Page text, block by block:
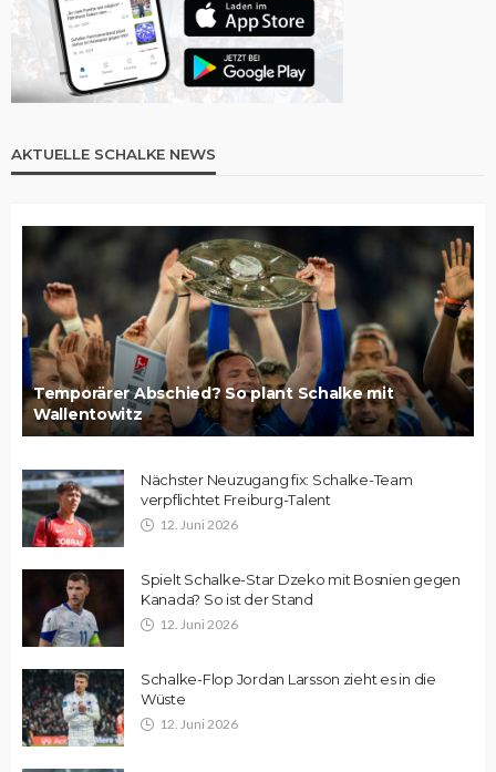
AKTUELLE SCHALKE NEWS
Temporärer Abschied? So plant Schalke mit
Wallentowitz
Nächster Neuzugang fix: Schalke-Team
verpflichtet Freiburg-Talent
12. Juni 2026
Spielt Schalke-Star Dzeko mit Bosnien gegen
Kanada? So ist der Stand
12. Juni 2026
Schalke-Flop Jordan Larsson zieht es in die
Wüste
12. Juni 2026